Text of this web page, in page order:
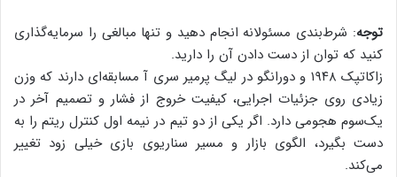
توجه: شرط‌بندی مسئولانه انجام دهید و تنها مبالغی را سرمایه‌گذاری
کنید که توان از دست دادن آن را دارید.
زاکاتپک ۱۹۴۸ و دورانگو در لیگ پرمیر سری آ مسابقه‌ای دارند که وزن
زیادی روی جزئیات اجرایی، کیفیت خروج از فشار و تصمیم آخر در
یک‌سوم هجومی دارد. اگر یکی از دو تیم در نیمه اول کنترل ریتم را به
دست بگیرد، الگوی بازار و مسیر سناریوی بازی خیلی زود تغییر
می‌کند.